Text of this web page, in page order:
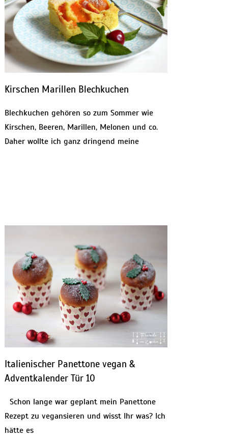
Kirschen Marillen Blechkuchen
Blechkuchen gehören so zum Sommer wie
Kirschen, Beeren, Marillen, Melonen und co.
Daher wollte ich ganz dringend meine
Italienischer Panettone vegan &
Adventkalender Tür 10
Schon lange war geplant mein Panettone
Rezept zu vegansieren und wisst Ihr was? Ich
hätte es